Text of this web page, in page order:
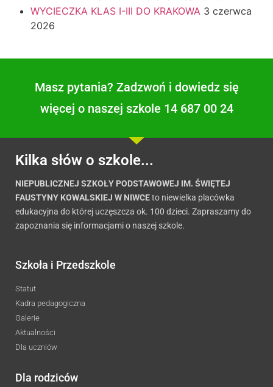
WYCIECZKA KLAS I-III DO KRAKOWA 3 czerwca
2026
Masz pytania? Zadzwoń i dowiedz się
więcej o naszej szkole 14 687 00 24
Kilka słów o szkole...
NIEPUBLICZNEJ SZKOŁY PODSTAWOWEJ IM. ŚWIĘTEJ
FAUSTYNY KOWALSKIEJ W NIWCEto niewielka placówka
edukacyjna do której uczęszcza ok. 100 dzieci. Zapraszamy do
zapoznania się informacjami o naszej szkole.
Szkoła i Przedszkole
Statut
Kadra pedagogiczna
Galerie
Aktualności
Dla uczniów
Dla rodziców